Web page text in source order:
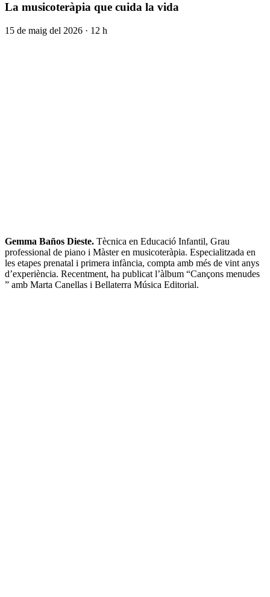
La musicoteràpia que cuida la vida
15 de maig del 2026 · 12 h
Gemma Baños Dieste. Tècnica en Educació Infantil, Grau
professional de piano i Màster en musicoteràpia. Especialitzada en
les etapes prenatal i primera infància, compta amb més de vint anys
d’experiència. Recentment, ha publicat l’àlbum “Cançons menudes
” amb Marta Canellas i Bellaterra Música Editorial.